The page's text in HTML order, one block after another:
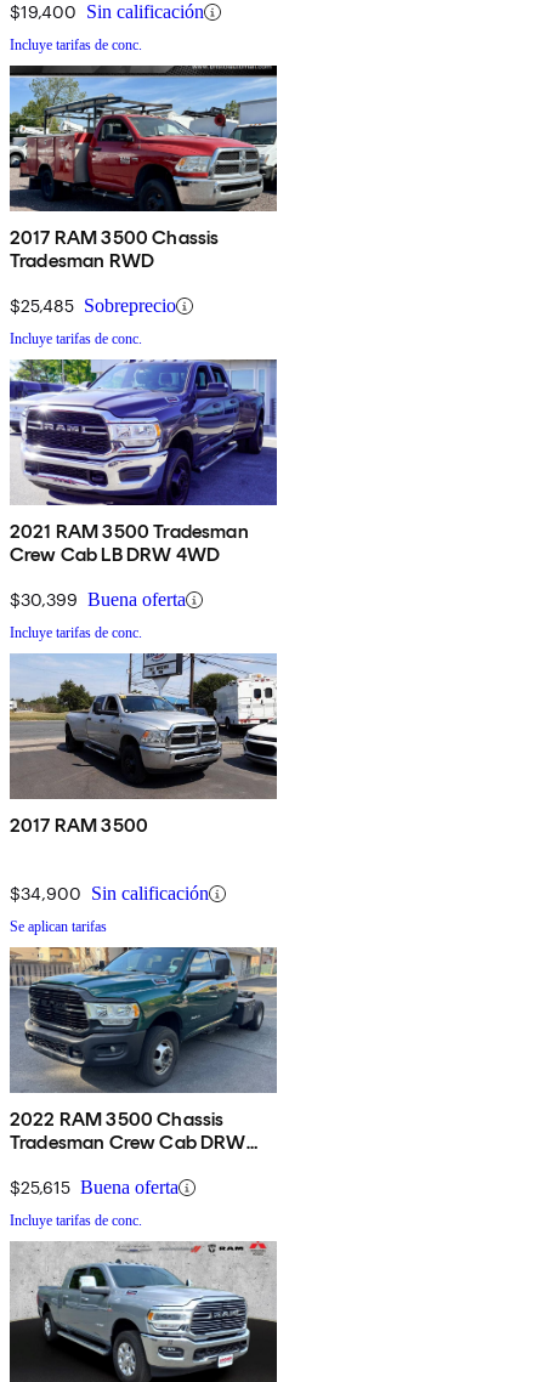
$19,400 Sin calificación
Incluye tarifas de conc.
2017 RAM 3500 Chassis
Tradesman RWD
$25,485 Sobreprecio
Incluye tarifas de conc.
2021 RAM 3500 Tradesman
Crew Cab LB DRW 4WD
$30,399 Buena oferta
Incluye tarifas de conc.
2017 RAM 3500
$34,900 Sin calificación
Se aplican tarifas
2022 RAM 3500 Chassis
Tradesman Crew Cab DRW
$25,615 Buena oferta
Incluye tarifas de conc.